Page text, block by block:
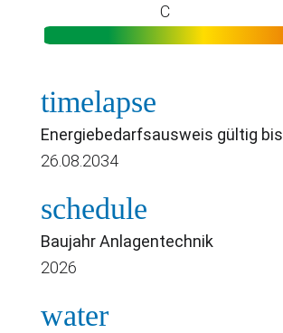
C
timelapse
Energiebedarfsausweis gültig bis
26.08.2034
schedule
Baujahr Anlagentechnik
2026
water